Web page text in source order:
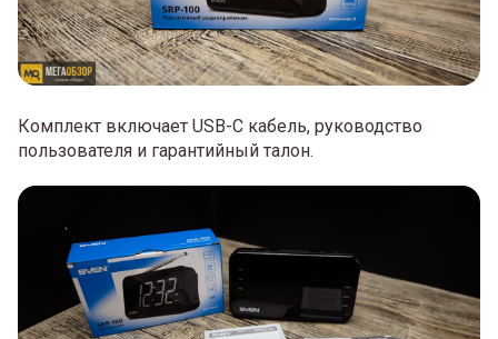
Комплект включает USB-C кабель, руководство
пользователя и гарантийный талон.